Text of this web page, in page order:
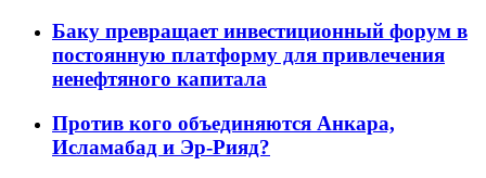
Баку превращает инвестиционный форум в
постоянную платформу для привлечения
ненефтяного капитала
Против кого объединяются Анкара,
Исламабад и Эр-Рияд?